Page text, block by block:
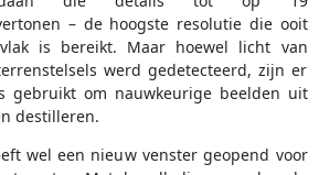
– de hoogste resolutie die ooit
is bereikt. Maar hoewel licht van
werd gedetecteerd, zijn er
gebruikt om nauwkeurige beelden uit
destilleren.
wel een nieuw venster geopend voor